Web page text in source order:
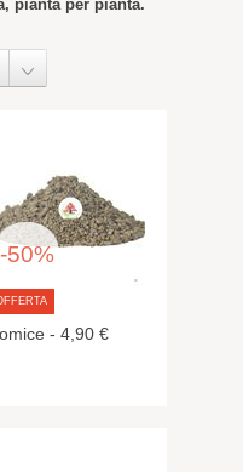
pianta per pianta.
-50%
- 4,90 €